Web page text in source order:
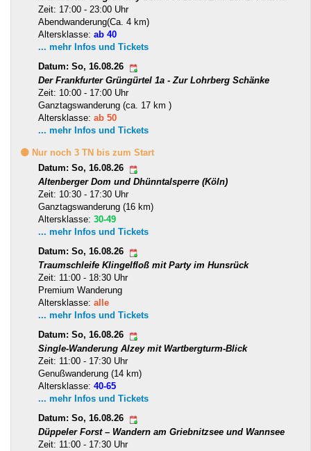
Zeit: 17:00 - 23:00 Uhr
Abendwanderung(Ca. 4 km)
Altersklasse: ab 40
... mehr Infos und Tickets
Datum: So, 16.08.26
Der Frankfurter Grüngürtel 1a - Zur Lohrberg Schänke
Zeit: 10:00 - 17:00 Uhr
Ganztagswanderung (ca. 17 km )
Altersklasse: ab 50
... mehr Infos und Tickets
🟡 Nur noch 3 TN bis zum Start
Datum: So, 16.08.26
Altenberger Dom und Dhünntalsperre (Köln)
Zeit: 10:30 - 17:30 Uhr
Ganztagswanderung (16 km)
Altersklasse: 30-49
... mehr Infos und Tickets
Datum: So, 16.08.26
Traumschleife Klingelfloß mit Party im Hunsrück
Zeit: 11:00 - 18:30 Uhr
Premium Wanderung
Altersklasse: alle
... mehr Infos und Tickets
Datum: So, 16.08.26
Single-Wanderung Alzey mit Wartbergturm-Blick
Zeit: 11:00 - 17:30 Uhr
Genußwanderung (14 km)
Altersklasse: 40-65
... mehr Infos und Tickets
Datum: So, 16.08.26
Düppeler Forst – Wandern am Griebnitzsee und Wannsee
Zeit: 11:00 - 17:30 Uhr